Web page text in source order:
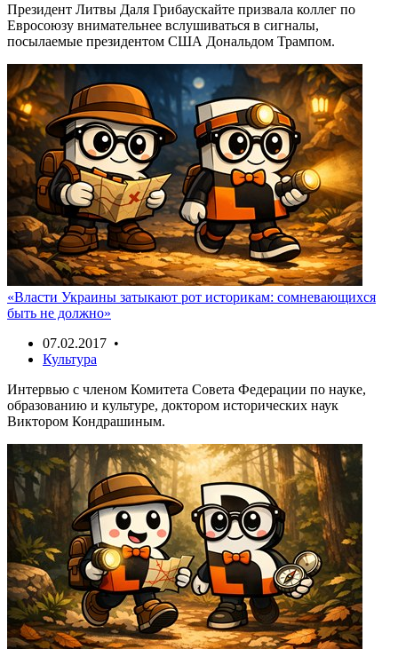
Президент Литвы Даля Грибаускайте призвала коллег по
Евросоюзу внимательнее вслушиваться в сигналы,
посылаемые президентом США Дональдом Трампом.
«Власти Украины затыкают рот историкам: сомневающихся
быть не должно»
07.02.2017 •
Культура
Интервью с членом Комитета Совета Федерации по науке,
образованию и культуре, доктором исторических наук
Виктором Кондрашиным.